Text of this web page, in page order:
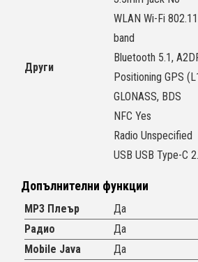
Други
WLAN Wi-Fi
band
Bluetooth 5.1,
Positioning GPS
GLONASS, BDS
NFC Yes
Radio Unspecified
USB USB Type-C
Допълнителни функции
MP3 Плеър
Да
Радио
Да
Mobile Java
Да